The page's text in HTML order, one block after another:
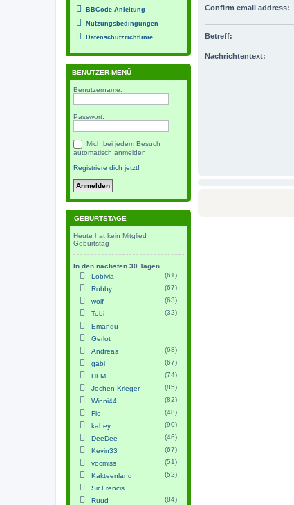
Confirm email address:
Betreff:
Nachrichtentext:
BBCode-Anleitung
Nutzungsbedingungen
Datenschutzrichtlinie
BENUTZER-MENÜ
Benutzername:
Passwort:
Mich bei jedem Besuch
automatisch anmelden
Registriere dich jetzt!
GEBURTSTAGE
Heute hat kein Mitglied
Geburtstag
In den nächsten 30 Tagen
Lobivia
(61)
Robby
(67)
wolf
(63)
Tobi
(32)
Emandu
Gerlot
Andreas
(68)
gabi
(67)
HLM
(74)
Jochen Krieger
(85)
Winni44
(82)
Flo
(48)
kahey
(90)
DeeDee
(46)
Kevin33
(67)
vocmiss
(51)
Kakteenland
(52)
Sir Frencis
Ruud
(84)